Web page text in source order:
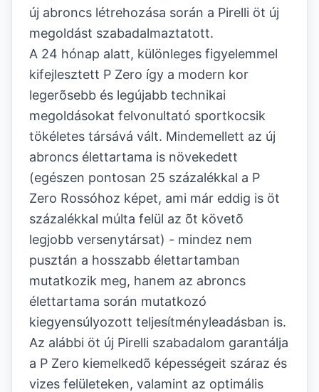
új abroncs létrehozása során a Pirelli öt új
megoldást szabadalmaztatott.
A 24 hónap alatt, különleges figyelemmel
kifejlesztett P Zero így a modern kor
legerõsebb és legújabb technikai
megoldásokat felvonultató sportkocsik
tökéletes társává vált. Mindemellett az új
abroncs élettartama is növekedett
(egészen pontosan 25 százalékkal a P
Zero Rossóhoz képet, ami már eddig is öt
százalékkal múlta felül az õt követõ
legjobb versenytársat) - mindez nem
pusztán a hosszabb élettartamban
mutatkozik meg, hanem az abroncs
élettartama során mutatkozó
kiegyensúlyozott teljesítményleadásban is.
Az alábbi öt új Pirelli szabadalom garantálja
a P Zero kiemelkedõ képességeit száraz és
vizes felületeken, valamint az optimális